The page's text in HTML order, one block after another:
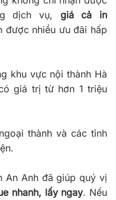
dịch vụ, giá cả in
nhiều ưu đãi hấp
khu vực nội thành Hà
giá trị từ hơn 1 triệu
thành và các tỉnh
An Anh đã giúp quý vị
nhanh, lấy ngay. Nếu